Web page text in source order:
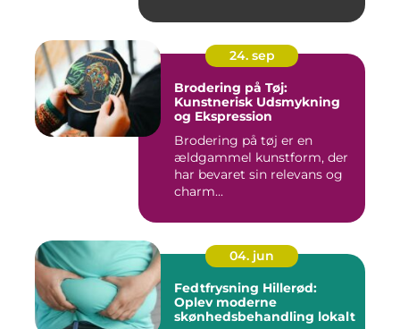
24. sep
Brodering på Tøj:
Kunstnerisk Udsmykning
og Ekspression
Brodering på tøj er en
ældgammel kunstform, der
har bevaret sin relevans og
charm...
04. jun
Fedtfrysning Hillerød:
Oplev moderne
skønhedsbehandling lokalt